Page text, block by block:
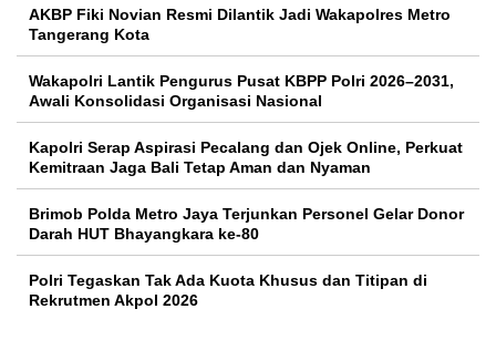
AKBP Fiki Novian Resmi Dilantik Jadi Wakapolres Metro
Tangerang Kota
Wakapolri Lantik Pengurus Pusat KBPP Polri 2026–2031,
Awali Konsolidasi Organisasi Nasional
Kapolri Serap Aspirasi Pecalang dan Ojek Online, Perkuat
Kemitraan Jaga Bali Tetap Aman dan Nyaman
Brimob Polda Metro Jaya Terjunkan Personel Gelar Donor
Darah HUT Bhayangkara ke-80
Polri Tegaskan Tak Ada Kuota Khusus dan Titipan di
Rekrutmen Akpol 2026